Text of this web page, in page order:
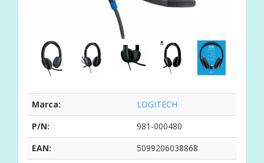
Marca:
LOGITECH
P/N:
981-000480
EAN:
5099206038868